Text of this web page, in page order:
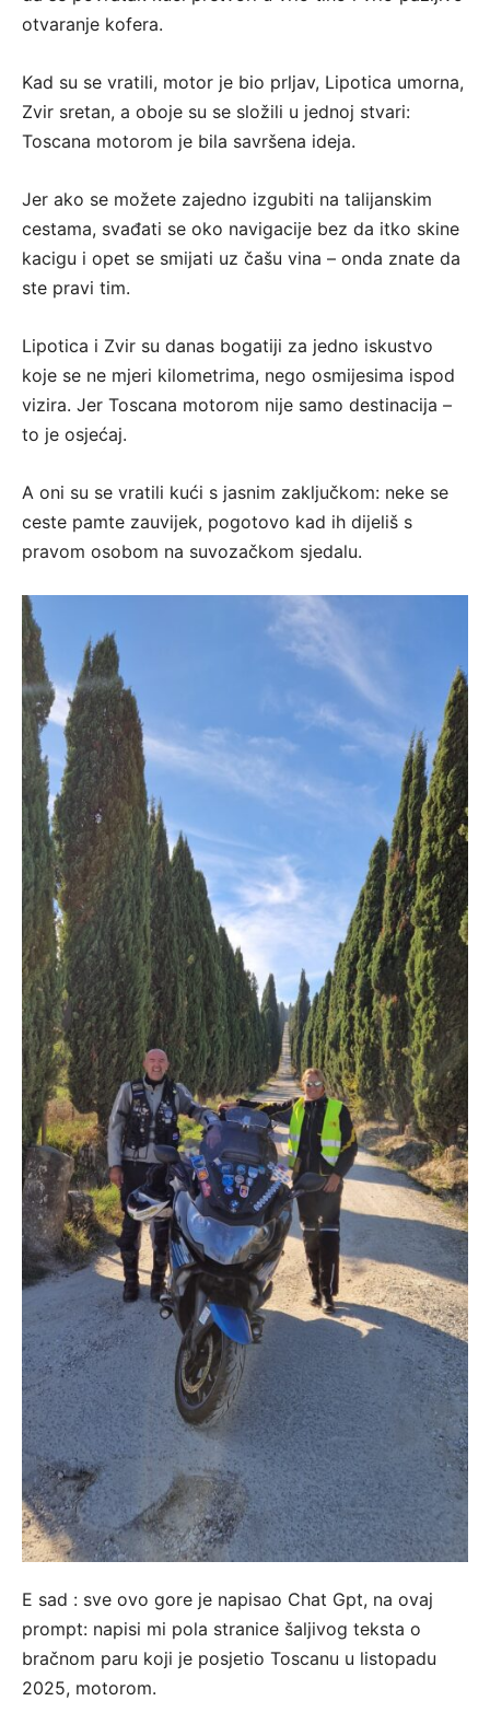
otvaranje kofera.
Kad su se vratili, motor je bio prljav, Lipotica umorna,
Zvir sretan, a oboje su se složili u jednoj stvari:
Toscana motorom je bila savršena ideja.
Jer ako se možete zajedno izgubiti na talijanskim
cestama, svađati se oko navigacije bez da itko skine
kacigu i opet se smijati uz čašu vina – onda znate da
ste pravi tim.
Lipotica i Zvir su danas bogatiji za jedno iskustvo
koje se ne mjeri kilometrima, nego osmijesima ispod
vizira. Jer Toscana motorom nije samo destinacija –
to je osjećaj.
A oni su se vratili kući s jasnim zaključkom: neke se
ceste pamte zauvijek, pogotovo kad ih dijeliš s
pravom osobom na suvozačkom sjedalu.
E sad : sve ovo gore je napisao Chat Gpt, na ovaj
prompt: napisi mi pola stranice šaljivog teksta o
bračnom paru koji je posjetio Toscanu u listopadu
2025, motorom.